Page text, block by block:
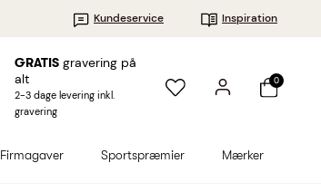
Inspiration
Kundeservice
GRATISgravering på
alt
2-3 dage levering inkl.
gravering
0
Firmagaver Sportspræmier Mærker